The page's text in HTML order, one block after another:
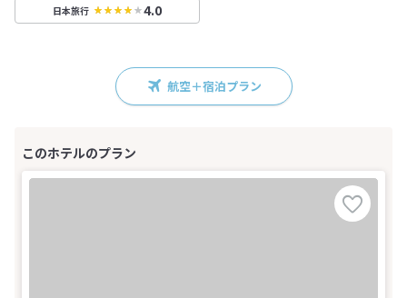
日本旅行 4.0
航空＋宿泊プラン